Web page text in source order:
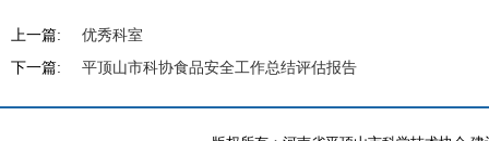
上一篇:
优秀科室
下一篇:
平顶山市科协食品安全工作总结评估报告